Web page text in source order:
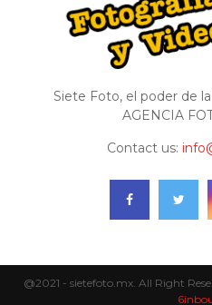
Siete Foto, el poder de
AGENCIA
Contact us:
@2021 - sietefoto.mx. All Right